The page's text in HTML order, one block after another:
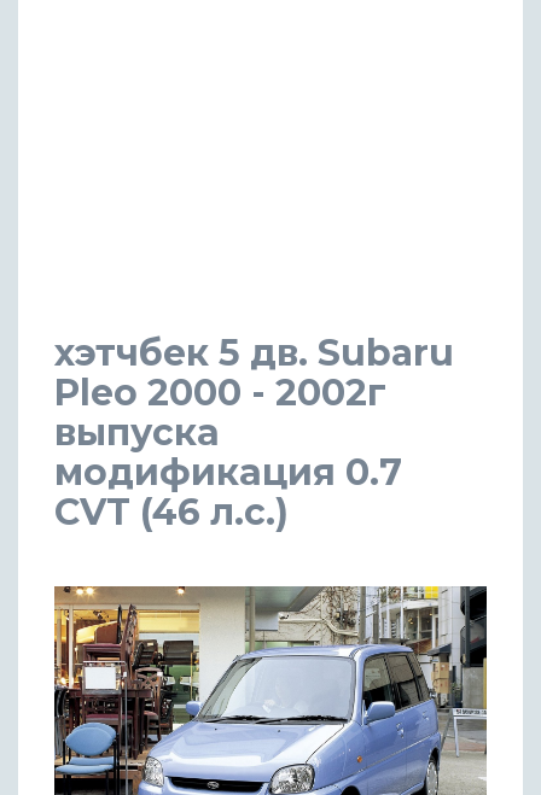
хэтчбек 5 дв. Subaru
Pleo 2000 - 2002г
выпуска
модификация 0.7
CVT (46 л.с.)